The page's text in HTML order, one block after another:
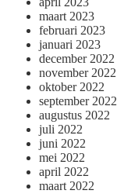
maart 2023
februari 2023
januari 2023
december 2022
november 2022
oktober 2022
september 2022
augustus 2022
juli 2022
juni 2022
mei 2022
april 2022
maart 2022